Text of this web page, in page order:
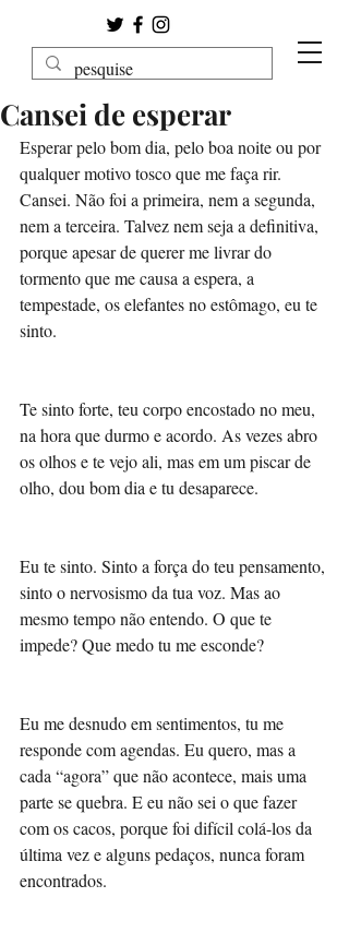
Cansei de esperar
Esperar pelo bom dia, pelo boa noite ou por
qualquer motivo tosco que me faça rir.
Cansei. Não foi a primeira, nem a segunda,
nem a terceira. Talvez nem seja a definitiva,
porque apesar de querer me livrar do
tormento que me causa a espera, a
tempestade, os elefantes no estômago, eu te
sinto.
Te sinto forte, teu corpo encostado no meu,
na hora que durmo e acordo. As vezes abro
os olhos e te vejo ali, mas em um piscar de
olho, dou bom dia e tu desaparece.
Eu te sinto. Sinto a força do teu pensamento,
sinto o nervosismo da tua voz. Mas ao
mesmo tempo não entendo. O que te
impede? Que medo tu me esconde?
Eu me desnudo em sentimentos, tu me
responde com agendas. Eu quero, mas a
cada “agora” que não acontece, mais uma
parte se quebra. E eu não sei o que fazer
com os cacos, porque foi difícil colá-los da
última vez e alguns pedaços, nunca foram
encontrados.